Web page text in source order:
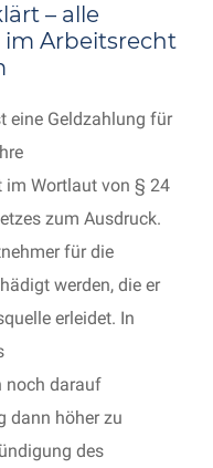
– alle
Arbeitsrecht
eine Geldzahlung für
Wortlaut von § 24
zum Ausdruck.
für die
werden, die er
erleidet. In
noch darauf
dann höher zu
des